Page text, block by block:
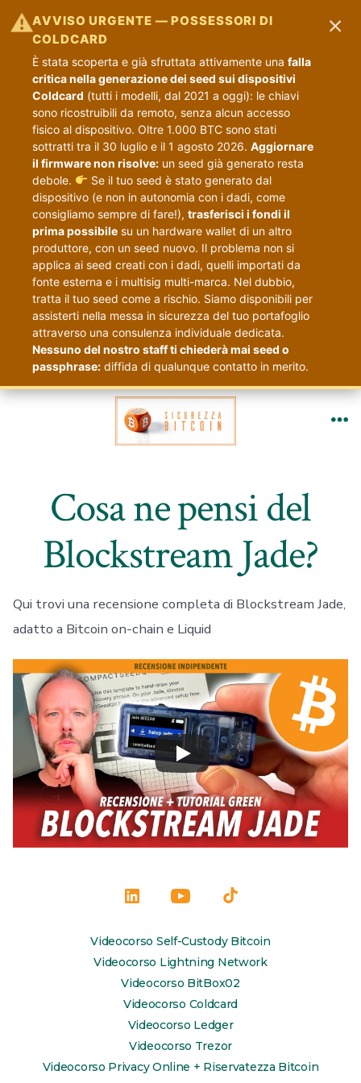
⚠AVVISO URGENTE — POSSESSORI DI
COLDCARD
È stata scoperta e già sfruttata attivamente una falla
critica nella generazione dei seed sui dispositivi
Coldcard (tutti i modelli, dal 2021 a oggi): le chiavi
sono ricostruibili da remoto, senza alcun accesso
fisico al dispositivo. Oltre 1.000 BTC sono stati
sottratti tra il 30 luglio e il 1 agosto 2026. Aggiornare
il firmware non risolve: un seed già generato resta
debole.
Se il tuo seed è stato generato dal
dispositivo (e non in autonomia con i dadi, come
consigliamo sempre di fare!), trasferisci i fondi il
prima possibile su un hardware wallet di un altro
produttore, con un seed nuovo. Il problema non si
applica ai seed creati con i dadi, quelli importati da
fonte esterna e i multisig multi-marca. Nel dubbio,
tratta il tuo seed come a rischio. Siamo disponibili per
assisterti nella messa in sicurezza del tuo portafoglio
attraverso una consulenza individuale dedicata.
Nessuno del nostro staff ti chiederà mai seed o
passphrase: diffida di qualunque contatto in merito.
×
Passa
Cosa ne pensi del
Blockstream Jade?
Qui trovi una recensione completa di Blockstream Jade,
adatto a Bitcoin on-chain e Liquid
Apri
LinkedIn
in
una
nuova
scheda
Apri
YouTube
in
una
nuova
scheda
Apri
TikTok
in
una
nuova
scheda
Videocorso Self-Custody Bitcoin
Videocorso Lightning Network
Videocorso BitBox02
Videocorso Coldcard
Videocorso Ledger
Videocorso Trezor
Videocorso Privacy Online + Riservatezza Bitcoin